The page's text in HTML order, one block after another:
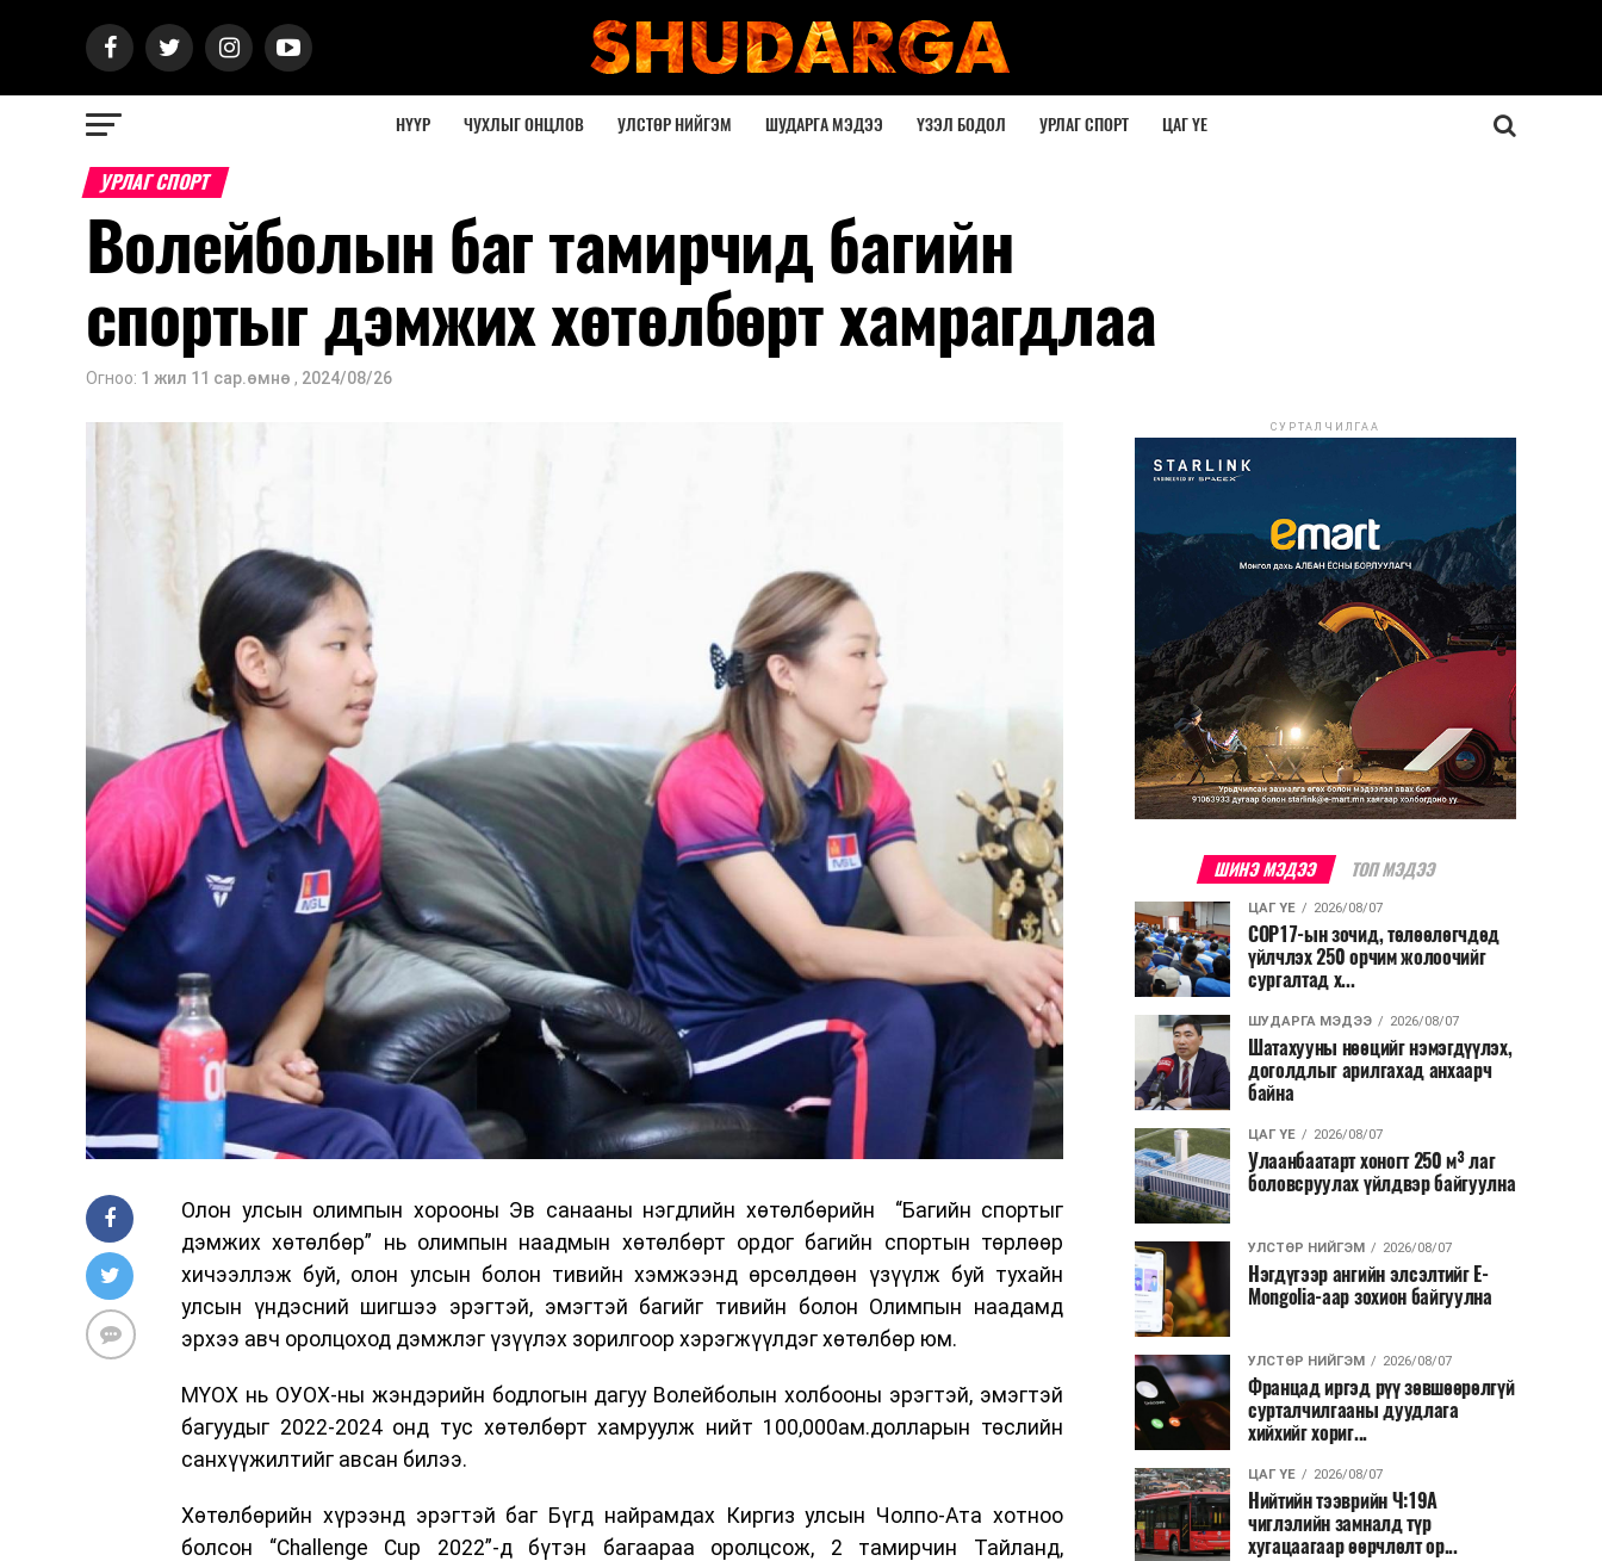
НҮҮР ЧУХЛЫГ ОНЦЛОВ УЛСТӨР НИЙГЭМ ШУДАРГА МЭДЭЭ ҮЗЭЛ БОДОЛ УРЛАГ СПОРТ ЦАГ ҮЕ
УРЛАГ СПОРТ
Волейболын баг тамирчид багийн
спортыг дэмжих хөтөлбөрт хамрагдлаа
Огноо: 1 жил 11 сар.өмнө , 2024/08/26
Олон улсын олимпын хорооны Эв санааны нэгдлийн хөтөлбөрийн “Багийн спортыг
дэмжих хөтөлбөр” нь олимпын наадмын хөтөлбөрт ордог багийн спортын төрлөөр
хичээллэж буй, олон улсын болон тивийн хэмжээнд өрсөлдөөн үзүүлж буй тухайн
улсын үндэсний шигшээ эрэгтэй, эмэгтэй багийг тивийн болон Олимпын наадамд
эрхээ авч оролцоход дэмжлэг үзүүлэх зорилгоор хэрэгжүүлдэг хөтөлбөр юм.
МҮОХ нь ОУОХ-ны жэндэрийн бодлогын дагуу Волейболын холбооны эрэгтэй, эмэгтэй
багуудыг 2022-2024 онд тус хөтөлбөрт хамруулж нийт 100,000ам.долларын төслийн
санхүүжилтийг авсан билээ.
Хөтөлбөрийн хүрээнд эрэгтэй баг Бүгд найрамдах Киргиз улсын Чолпо-Ата хотноо
болсон “Challenge Cup 2022”-д бүтэн багаараа оролцсож, 2 тамирчин Тайланд,
СУРТАЛЧИЛГАА
ШИНЭ МЭДЭЭ ТОП МЭДЭЭ
ЦАГ ҮЕ 2026/08/07
COP17-ын зочид, төлөөлөгчдөд
үйлчлэх 250 орчим жолоочийг
сургалтад х...
ШУДАРГА МЭДЭЭ 2026/08/07
Шатахууны нөөцийг нэмэгдүүлэх,
доголдлыг арилгахад анхаарч
байна
ЦАГ ҮЕ 2026/08/07
Улаанбаатарт хоногт 250 м³ лаг
боловсруулах үйлдвэр байгуулна
УЛСТӨР НИЙГЭМ 2026/08/07
Нэгдүгээр ангийн элсэлтийг E-
Mongolia-аар зохион байгуулна
УЛСТӨР НИЙГЭМ 2026/08/07
Францад иргэд рүү зөвшөөрөлгүй
сурталчилгааны дуудлага
хийхийг хориг...
ЦАГ ҮЕ 2026/08/07
Нийтийн тээврийн Ч:19А
чиглэлийн замналд түр
хугацаагаар өөрчлөлт ор...